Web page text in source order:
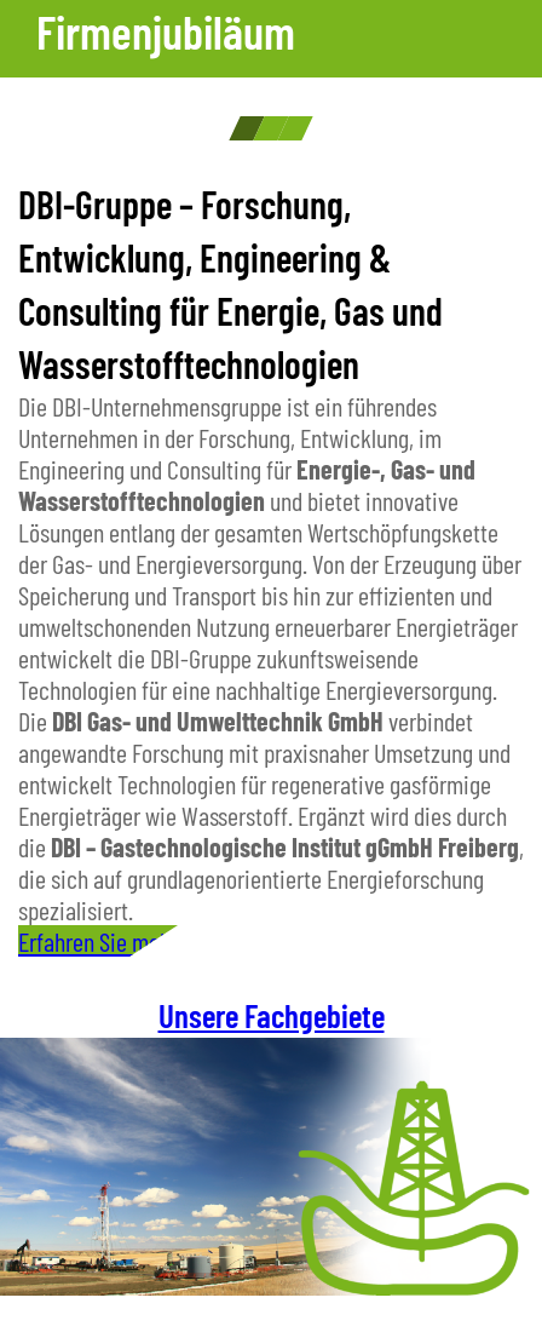
Firmenjubiläum
Verantwortung.
Berichterstattung
DBI-Gruppe – Forschung,
Entwicklung, Engineering &
Consulting für Energie, Gas und
Wasserstofftechnologien
Die DBI-Unternehmensgruppe ist ein führendes
Unternehmen in der Forschung, Entwicklung, im
Engineering und Consulting fürEnergie-, Gas- und
Wasserstofftechnologien und bietet innovative
Lösungen entlang der gesamten Wertschöpfungskette
der Gas- und Energieversorgung. Von der Erzeugung über
Speicherung und Transport bis hin zur effizienten und
umweltschonenden Nutzung erneuerbarer Energieträger
entwickelt die DBI-Gruppe zukunftsweisende
Technologien für eine nachhaltige Energieversorgung.
Die DBI Gas- und Umwelttechnik GmbHverbindet
angewandte Forschung mit praxisnaher Umsetzung und
entwickelt Technologien für regenerative gasförmige
Energieträger wie Wasserstoff. Ergänzt wird dies durch
die DBI – Gastechnologische Institut gGmbH Freiberg,
die sich auf grundlagenorientierte Energieforschung
spezialisiert.
Erfahren Sie mehr
Unsere Fachgebiete